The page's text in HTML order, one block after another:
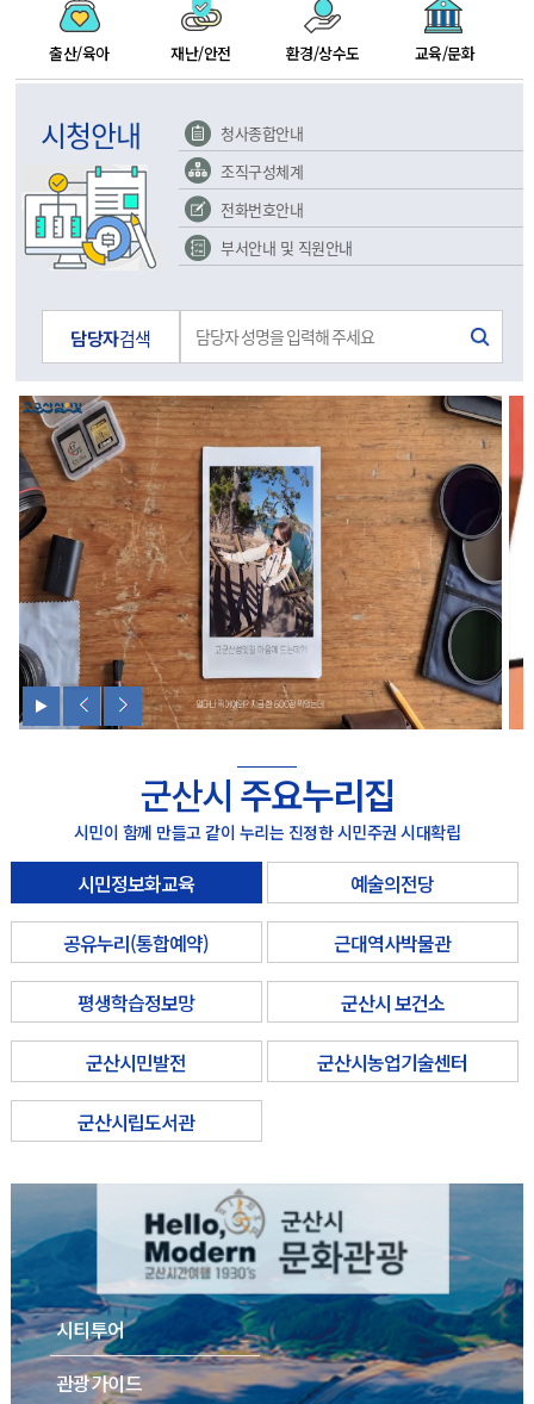
출산/육아 재난/안전 환경/상수도 교육/문화
시청안내
청사종합안내
조직구성체계
전화번호안내
부서안내 및 직원안내
담당자검색
군산시 주요누리집
시민이 함께 만들고 같이 누리는 진정한 시민주권 시대확립
시민정보화교육 예술의전당
공유누리(통합예약) 근대역사박물관
평생학습정보망 군산시 보건소
군산시민발전 군산시농업기술센터
군산시립도서관
시티투어
관광가이드